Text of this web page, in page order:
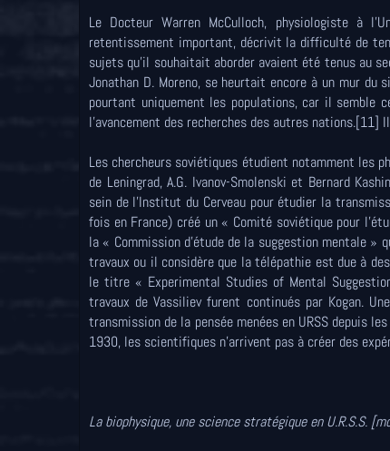
Le Docteur Warren McCulloch, physiologiste à
retentissement important, décrivit la difficulté de
sujets qu'il souhaitait aborder avaient été tenus au
Jonathan D. Moreno, se heurtait encore à un mur
pourtant uniquement les populations, car il semble
l'avancement des recherches des autres nations.[11]
Les chercheurs soviétiques étudient notamment les
de Leningrad, A.G. Ivanov-Smolenski et Bernard
sein de l'Institut du Cerveau pour étudier la
fois en France) créé un « Comité soviétique pour
la « Commission d'étude de la suggestion mentale »
travaux ou il considère que la télépathie est due à
le titre « Experimental Studies of Mental
travaux de Vassiliev furent continués par Kogan.
transmission de la pensée menées en URSS depuis
1930, les scientifiques n'arrivent pas à créer des
La biophysique, une science stratégique en U.R.S.S.